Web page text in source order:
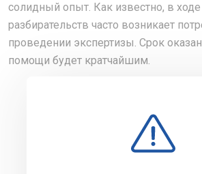
солидный опыт. Как известно, в
разбирательств часто возникает
проведении экспертизы. Срок
помощи будет кратчайшим.